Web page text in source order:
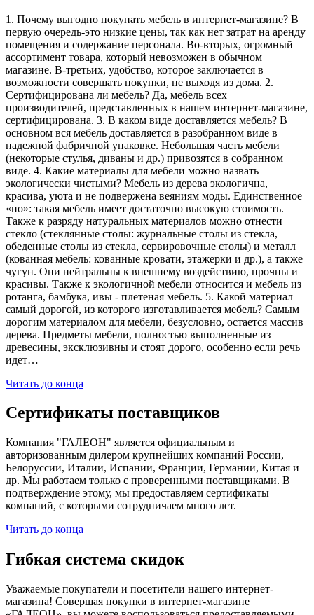
1. Почему выгодно покупать мебель в интернет-магазине? В
первую очередь-это низкие цены, так как нет затрат на аренду
помещения и содержание персонала. Во-вторых, огромный
ассортимент товара, который невозможен в обычном
магазине. В-третьих, удобство, которое заключается в
возможности совершать покупки, не выходя из дома. 2.
Сертифицирована ли мебель? Да, мебель всех
производителей, представленных в нашем интернет-магазине,
сертифицирована. 3. В каком виде доставляется мебель? В
основном вся мебель доставляется в разобранном виде в
надежной фабричной упаковке. Небольшая часть мебели
(некоторые стулья, диваны и др.) привозятся в собранном
виде. 4. Какие материалы для мебели можно назвать
экологически чистыми? Мебель из дерева экологична,
красива, уюта и не подвержена веяниям моды. Единственное
«но»: такая мебель имеет достаточно высокую стоимость.
Также к разряду натуральных материалов можно отнести
стекло (стеклянные столы: журнальные столы из стекла,
обеденные столы из стекла, сервировочные столы) и металл
(кованная мебель: кованные кровати, этажерки и др.), а также
чугун. Они нейтральны к внешнему воздействию, прочны и
красивы. Также к экологичной мебели относится и мебель из
ротанга, бамбука, ивы - плетеная мебель. 5. Какой материал
самый дорогой, из которого изготавливается мебель? Самым
дорогим материалом для мебели, безусловно, остается массив
дерева. Предметы мебели, полностью выполненные из
древесины, эксклюзивны и стоят дорого, особенно если речь
идет…
Читать до конца
Сертификаты поставщиков
Компания "ГАЛЕОН" является официальным и
авторизованным дилером крупнейших компаний России,
Белоруссии, Италии, Испании, Франции, Германии, Китая и
др. Мы работаем только с проверенными поставщиками. В
подтверждение этому, мы предоставляем сертификаты
компаний, с которыми сотрудничаем много лет.
Читать до конца
Гибкая система скидок
Уважаемые покупатели и посетители нашего интернет-
магазина! Совершая покупки в интернет-магазине